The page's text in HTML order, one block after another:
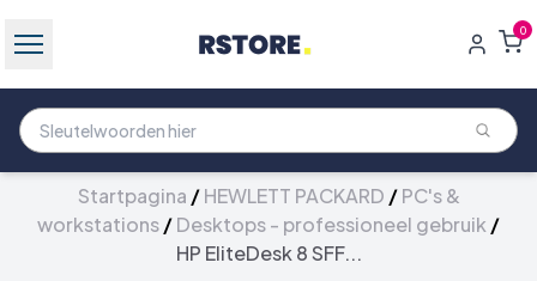
0
Startpagina /HEWLETT PACKARD /PC's &
workstations/Desktops - professioneel gebruik /
HP EliteDesk 8 SFF...